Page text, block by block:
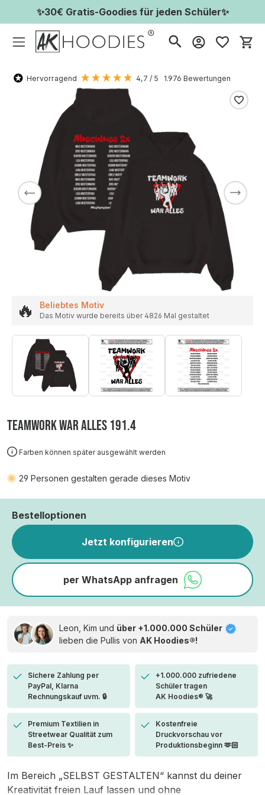
✨30€ Gratis-Goodies für jeden Schüler✨
Hervorragend 4,7 / 5 1.976 Bewertungen
🔥 Beliebtes Motiv
Das Motiv wurde bereits über 4826 Mal gestaltet
TEAMWORK WAR ALLES 191.4
Farben können später ausgewählt werden
29 Personen gestalten gerade dieses Motiv
Bestelloptionen
Jetzt konfigurieren
per WhatsApp anfragen
Leon, Kim und über +1.000.000 Schüler
lieben die Pullis von AK Hoodies®!
Sichere Zahlung per
PayPal, Klarna
Rechnungskauf uvm. 🔒
+1.000.000 zufriedene
Schüler tragen
AK Hoodies® 🚀
Premium Textilien in
Streetwear Qualität zum
Best-Preis ✨
Kostenfreie
Druckvorschau vor
Produktionsbeginn 🫶🏻
Im Bereich „SELBST GESTALTEN“ kannst du deiner
Kreativität freien Lauf lassen und ohne